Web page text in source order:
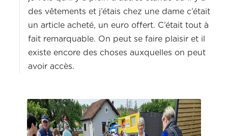
des vêtements et j’étais chez une dame c’était
un article acheté, un euro offert. C’était tout à
fait remarquable. On peut se faire plaisir et il
existe encore des choses auxquelles on peut
avoir accès.